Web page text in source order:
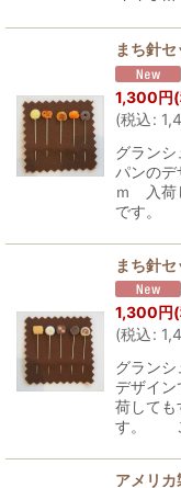
まち針
1,300円
(税込:
グラン
パンの
ｍ 入荷
です
まち針
1,300円
(税込:
グラン
デザイ
荷しても
す。 こ
アメリ